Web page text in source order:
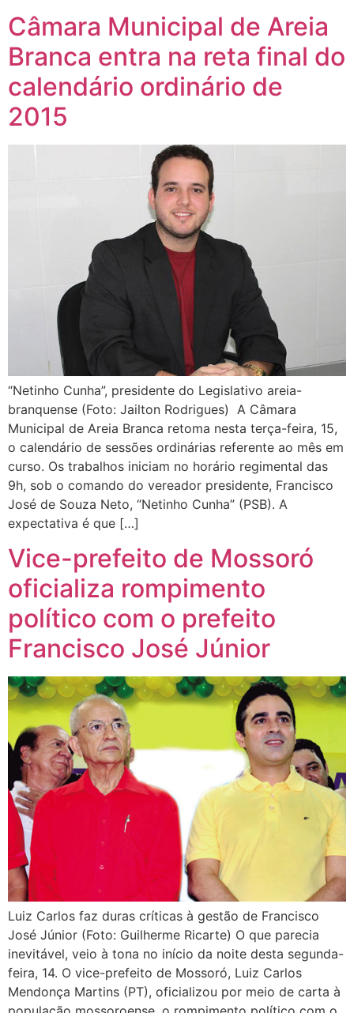
Câmara Municipal de Areia
Branca entra na reta final do
calendário ordinário de
2015
“Netinho Cunha”, presidente do Legislativo areia-
branquense (Foto: Jailton Rodrigues) A Câmara
Municipal de Areia Branca retoma nesta terça-feira, 15,
o calendário de sessões ordinárias referente ao mês em
curso. Os trabalhos iniciam no horário regimental das
9h, sob o comando do vereador presidente, Francisco
José de Souza Neto, “Netinho Cunha” (PSB). A
expectativa é que […]
Vice-prefeito de Mossoró
oficializa rompimento
político com o prefeito
Francisco José Júnior
Luiz Carlos faz duras críticas à gestão de Francisco
José Júnior (Foto: Guilherme Ricarte) O que parecia
inevitável, veio à tona no início da noite desta segunda-
feira, 14. O vice-prefeito de Mossoró, Luiz Carlos
Mendonça Martins (PT), oficializou por meio de carta à